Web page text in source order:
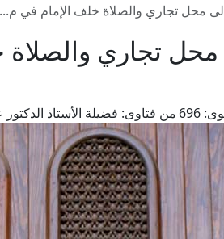
محل تجاري والصلاة خلف الإمام في م...
تجاري والصلاة
من فتاوى: فضيلة الأستاذ